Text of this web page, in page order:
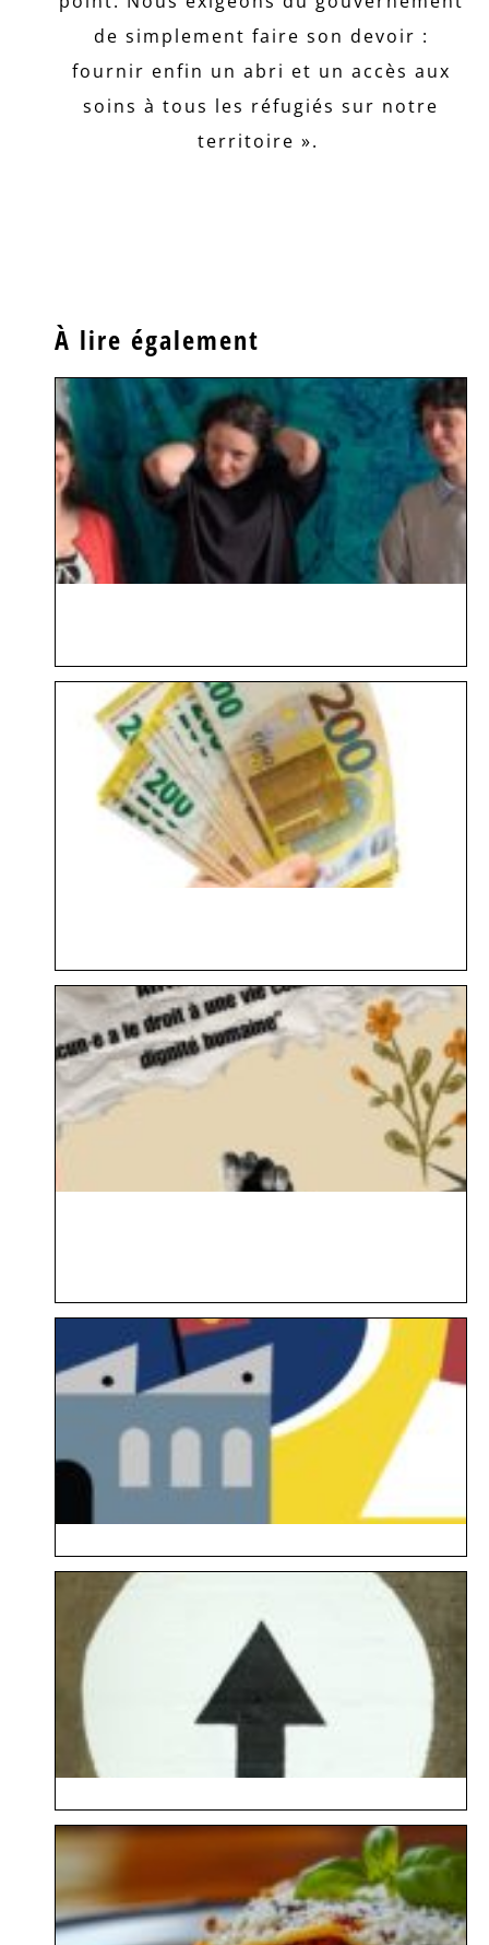
de simplement faire son devoir :
fournir enfin un abri et un accès aux
soins à tous les réfugiés sur notre
territoire ».
À lire également